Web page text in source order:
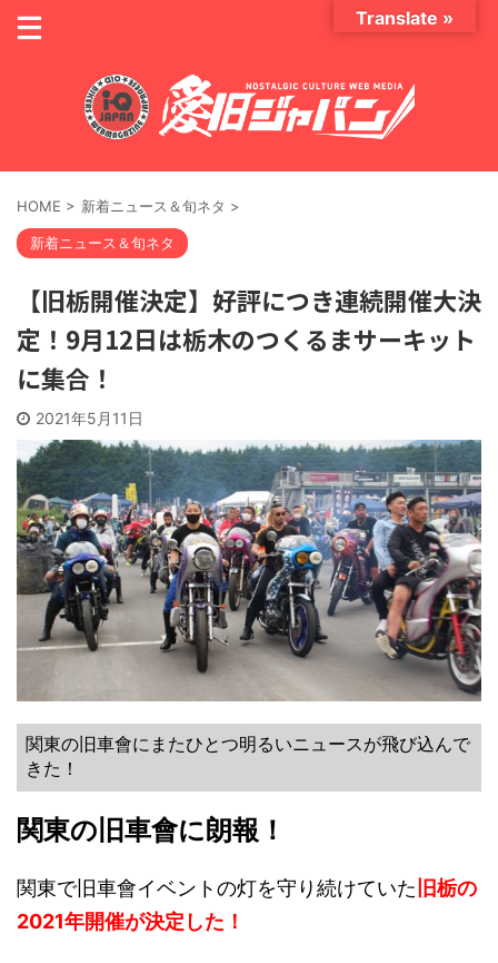
HOME > 新着ニュース＆旬ネタ >
新着ニュース＆旬ネタ
【旧栃開催決定】好評につき連続開催大決
定！9月12日は栃木のつくるまサーキット
に集合！
2021年5月11日
関東の旧車會にまたひとつ明るいニュースが飛び込んで
きた！
関東の旧車會に朗報！
関東で旧車會イベントの灯を守り続けていた 旧栃の
2021年開催が決定した！
Translate »